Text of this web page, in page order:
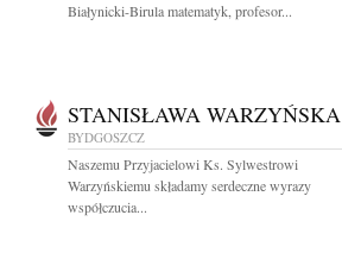
Białynicki-Birula matematyk, profesor...
STANISŁAWA WARZYŃSKA
BYDGOSZCZ
Naszemu Przyjacielowi Ks. Sylwestrowi
Warzyńskiemu składamy serdeczne wyrazy
współczucia...